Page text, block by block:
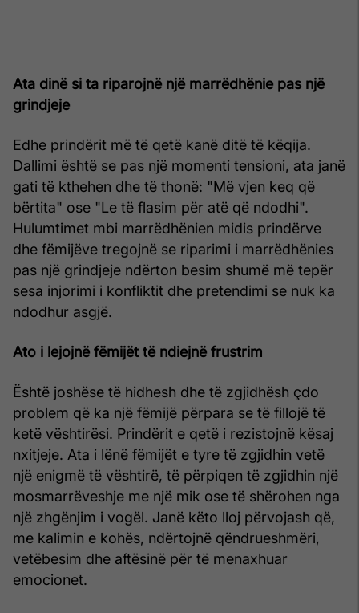
Ata dinë si ta riparojnë një marrëdhënie pas një
grindjeje
Edhe prindërit më të qetë kanë ditë të këqija.
Dallimi është se pas një momenti tensioni, ata janë
gati të kthehen dhe të thonë: "Më vjen keq që
bërtita" ose "Le të flasim për atë që ndodhi".
Hulumtimet mbi marrëdhënien midis prindërve
dhe fëmijëve tregojnë se riparimi i marrëdhënies
pas një grindjeje ndërton besim shumë më tepër
sesa injorimi i konfliktit dhe pretendimi se nuk ka
ndodhur asgjë.
Ato i lejojnë fëmijët të ndiejnë frustrim
Është joshëse të hidhesh dhe të zgjidhësh çdo
problem që ka një fëmijë përpara se të fillojë të
ketë vështirësi. Prindërit e qetë i rezistojnë kësaj
nxitjeje. Ata i lënë fëmijët e tyre të zgjidhin vetë
një enigmë të vështirë, të përpiqen të zgjidhin një
mosmarrëveshje me një mik ose të shërohen nga
një zhgënjim i vogël. Janë këto lloj përvojash që,
me kalimin e kohës, ndërtojnë qëndrueshmëri,
vetëbesim dhe aftësinë për të menaxhuar
emocionet.